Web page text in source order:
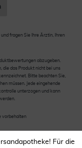
fragen Sie Ihre Ärztin, Ihren
abzugeben.
die das Produkt nicht bei uns
Bitte beachten Sie,
müssen. Jede eingehende
unterzogen und kann
vorbehalten
Für die